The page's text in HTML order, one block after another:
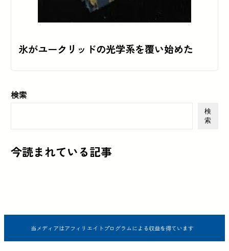
氷がユークリッドの光学系を覆い始めた
検索
検
索
今読まれている記事
当メディアはアフィリエイトプログラムによる収益を得ています